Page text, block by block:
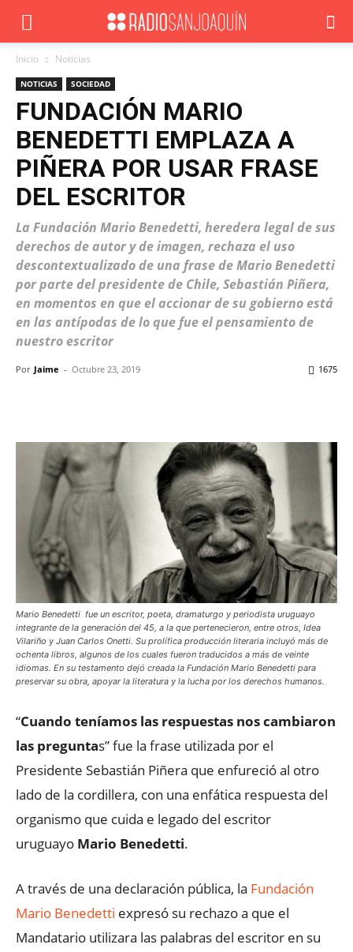
Inicio Noticias
NOTICIAS SOCIEDAD
FUNDACIÓN MARIO
BENEDETTI EMPLAZA A
PIÑERA POR USAR FRASE
DEL ESCRITOR
La Fundación Mario Benedetti, heredera legal de sus
derechos de autor y de imagen, rechaza el uso
descontextualizado de una frase de Mario Benedetti
por parte del presidente de Chile, Sebastián Piñera,
en momentos en que el accionar de su gobierno está
en las antípodas de lo que fue el pensamiento de
nuestro escritor
Por Jaime - Octubre 23, 2019 1675
Mario Benedetti ​ fue un escritor, poeta, dramaturgo y periodista uruguayo
integrante de la generación del 45, a la que pertenecieron, entre otros, Idea
Vilariño y Juan Carlos Onetti. Su prolífica producción literaria incluyó más de
ochenta libros, algunos de los cuales fueron traducidos a más de veinte
idiomas. En su testamento dejó creada la Fundación Mario Benedetti para
preservar su obra, apoyar la literatura y la lucha por los derechos humanos.
“Cuando teníamos las respuestas nos cambiaron
las preguntas” fue la frase utilizada por el
Presidente Sebastián Piñera que enfureció al otro
lado de la cordillera, con una enfática respuesta del
organismo que cuida e legado del escritor
uruguayo Mario Benedetti.
A través de una declaración pública, la Fundación
Mario Benedetti expresó su rechazo a que el
Mandatario utilizara las palabras del escritor en su